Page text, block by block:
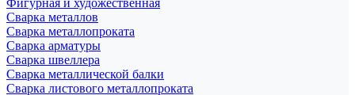
Фигурная и художественная
Сварка металлов
Сварка металлопроката
Сварка арматуры
Сварка швеллера
Сварка металлической балки
Сварка листового металлопроката